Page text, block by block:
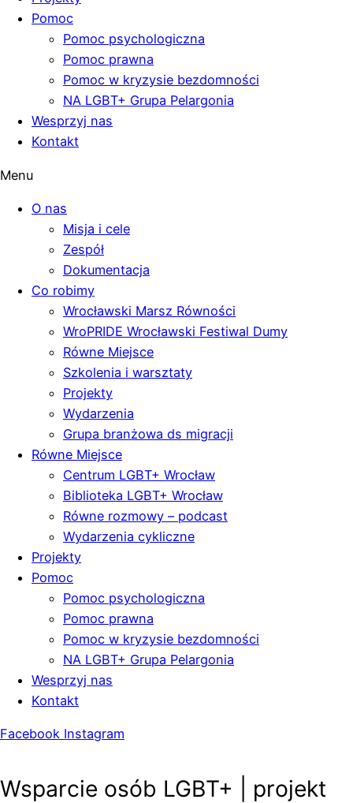
Pomoc
Pomoc psychologiczna
Pomoc prawna
Pomoc w kryzysie bezdomności
NA LGBT+ Grupa Pelargonia
Wesprzyj nas
Kontakt
Menu
O nas
Misja i cele
Zespół
Dokumentacja
Co robimy
Wrocławski Marsz Równości
WroPRIDE Wrocławski Festiwal Dumy
Równe Miejsce
Szkolenia i warsztaty
Projekty
Wydarzenia
Grupa branżowa ds migracji
Równe Miejsce
Centrum LGBT+ Wrocław
Biblioteka LGBT+ Wrocław
Równe rozmowy – podcast
Wydarzenia cykliczne
Projekty
Pomoc
Pomoc psychologiczna
Pomoc prawna
Pomoc w kryzysie bezdomności
NA LGBT+ Grupa Pelargonia
Wesprzyj nas
Kontakt
Facebook Instagram
Wsparcie osób LGBT+ | projekt